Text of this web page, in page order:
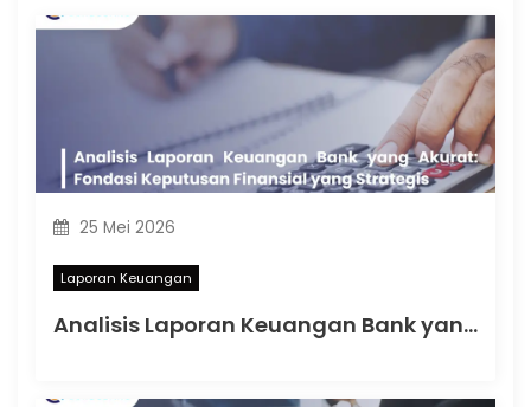
25 Mei 2026
Laporan Keuangan
Analisis Laporan Keuangan Bank yang Akurat: Fondasi Keputusan Finansial yang Strategis